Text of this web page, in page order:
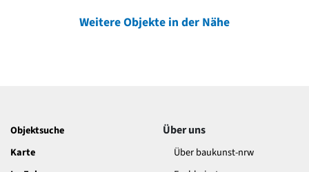
Weitere Objekte in der Nähe
Objektsuche
Karte
Über uns
Über baukunst-nrw